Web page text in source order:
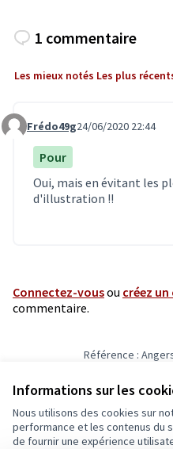
Informations sur les
Nous utilisons des cookies sur
performance et les contenus du
de fournir une expérience
1 commentaire
Les mieux notés Les plus
Commentaire 1998
Frédo49g24/06/2020 22:44
Pour
Oui, mais en évitant les
d'illustration !!
Connectez-vousou créez
commentaire.
Référence :
Conditions d'utilisation
Paramètres des cookies
Ecrivons Angers sur X
Ecrivons Angers sur